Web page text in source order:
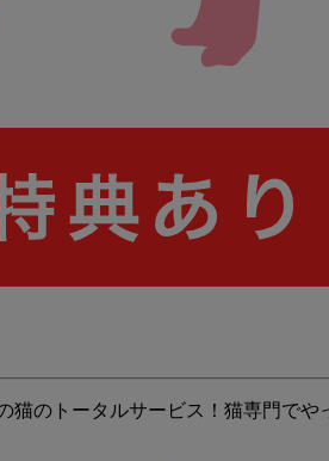
猫のトータルサービス！猫専門でや